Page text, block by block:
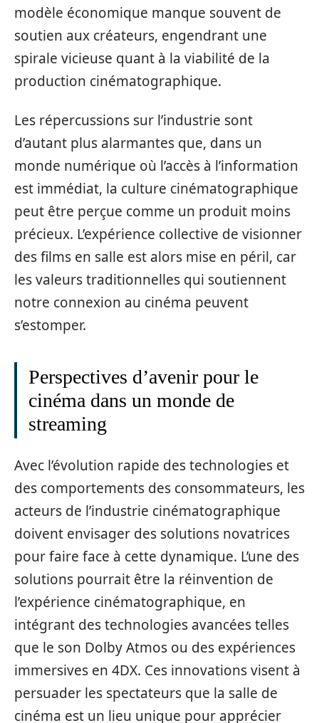
modèle économique manque souvent de
soutien aux créateurs, engendrant une
spirale vicieuse quant à la viabilité de la
production cinématographique.
Les répercussions sur l’industrie sont
d’autant plus alarmantes que, dans un
monde numérique où l’accès à l’information
est immédiat, la culture cinématographique
peut être perçue comme un produit moins
précieux. L’expérience collective de visionner
des films en salle est alors mise en péril, car
les valeurs traditionnelles qui soutiennent
notre connexion au cinéma peuvent
s’estomper.
Perspectives d’avenir pour le
cinéma dans un monde de
streaming
Avec l’évolution rapide des technologies et
des comportements des consommateurs, les
acteurs de l’industrie cinématographique
doivent envisager des solutions novatrices
pour faire face à cette dynamique. L’une des
solutions pourrait être la réinvention de
l’expérience cinématographique, en
intégrant des technologies avancées telles
que le son Dolby Atmos ou des expériences
immersives en 4DX. Ces innovations visent à
persuader les spectateurs que la salle de
cinéma est un lieu unique pour apprécier